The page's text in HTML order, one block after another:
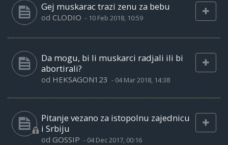
Gej muskarac trazi zenu za bebu
od CLODIO - 10 Feb 2018, 10:59
Da mogu, bi li muskarci radjali ili bi
abortirali?
od HEKSAGON123 - 04 Mar 2018, 14:38
Pitanje vezano za istopolnu zajednicu
i Srbiju
od GOSSIP - 04 Dec 2017, 00:16